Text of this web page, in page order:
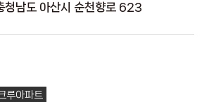
청남도 아산시 순천향로 623
루아파트